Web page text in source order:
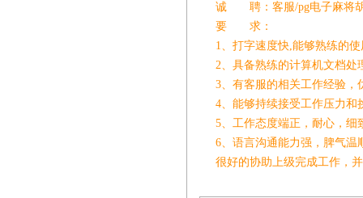
诚 聘：客服/pg电子麻将胡
要 求：
1、打字速度快,能够熟练的
2、具备熟练的计算机文档处
3、有客服的相关工作经验，
4、能够持续接受工作压力和
5、工作态度端正，耐心，细
6、语言沟通能力强，脾气温
很好的协助上级完成工作，